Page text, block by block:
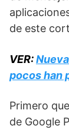
de este
VER:
pocos han
Primero
de Google